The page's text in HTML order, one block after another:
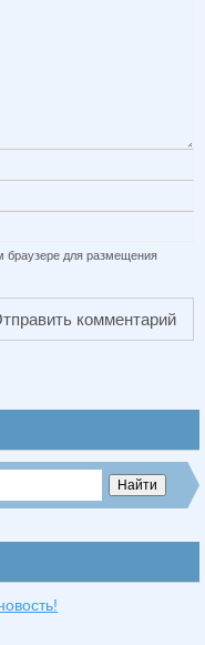
браузере для размещения